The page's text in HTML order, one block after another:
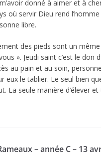
donné à aimer et à
où servir Dieu rend
libre.
des pieds sont un
». Jeudi saint c’est le
au pain et au soin,
eux le tablier. Le seul bien
La seule manière d’élever
– année C – 13